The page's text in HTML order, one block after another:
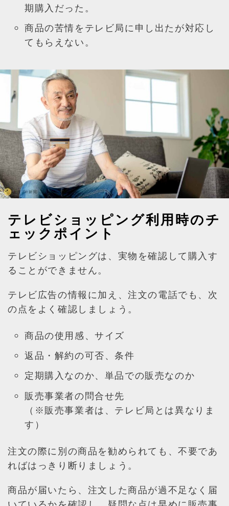
期購入だった。
商品の苦情をテレビ局に申し出たが対応し
てもらえない。
テレビショッピング利用時のチ
ェックポイント
テレビショッピングは、実物を確認して購入す
ることができません。
テレビ広告の情報に加え、注文の電話でも、次
の点をよく確認しましょう。
商品の使用感、サイズ
返品・解約の可否、条件
定期購入なのか、単品での販売なのか
販売事業者の問合せ先
（※販売事業者は、テレビ局とは異なりま
す）
注文の際に別の商品を勧められても、不要であ
ればはっきり断りましょう。
商品が届いたら、注文した商品が過不足なく届